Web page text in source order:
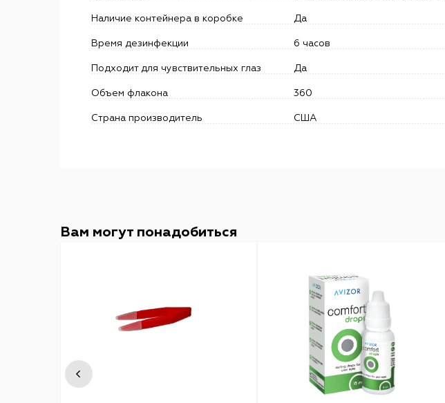
Наличие контейнера в коробке Да
Время дезинфекции 6 часов
Подходит для чувствительных глаз Да
Объем флакона 360
Страна производитель США
Вам могут понадобиться